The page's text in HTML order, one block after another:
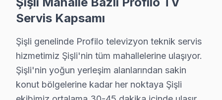
Bosch Siemens kalitesi ilkeleri doğrultusunda bu
Profilo TV Onarım Süreci
1. Müşteri bildirir, servis ekibi arıza semptomlarını
2. Termal kamera, osiloskop, ESR ölçer ile elektronik
3. Arıza kaynağı tespit edilir: panel mi, anakart mı, güç
4. Yazılı fiyat teklifi sunulur; onay olmadan işlem
Servis Kapsamı
Şişli genelinde Profilo televizyon teknik servis
hizmetimiz Şişli'nin tüm mahallelerine ulaşıyor.
Şişli'nin yoğun yerleşim alanlarından sakin
konut bölgelerine kadar her noktaya Şişli